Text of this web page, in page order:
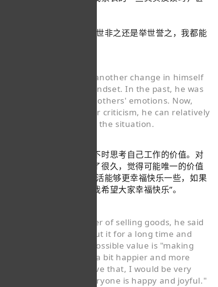
现在，他说，“不管是举世非之还是举世誉之，我都能
He mentioned that another change in himself
is a more mature mindset. In the past, he was
easily influenced by others' emotions. Now,
whether it's praise or criticism, he can relatively
detach himself from the situation.
但是，董宇辉仍然会时不时思考自己工作的价值。对
于卖货这件事，他说想了很久，觉得可能唯一的价值
就是“让很多人原本的生活能够更幸福快乐一些，如果
能有这点我就很满足。我希望大家幸福快乐”。
Regarding the matter of selling goods, he said
he has thought about it for a long time and
feels that the only possible value is "making
many people's lives a bit happier and more
joyful. If I can achieve that, I would be very
satisfied. I hope everyone is happy and joyful."